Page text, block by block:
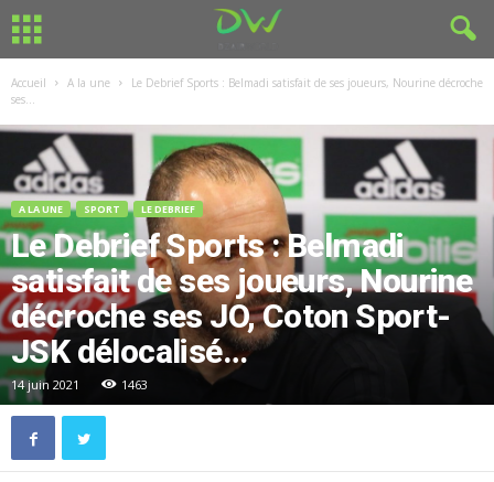
Accueil A la une
Le Debrief Sports : Belmadi satisfait de ses joueurs, Nourine décroche
ses...
A LA UNE SPORT LE DEBRIEF
Le Debrief Sports : Belmadi
satisfait de ses joueurs, Nourine
décroche ses JO, Coton Sport-
JSK délocalisé…
14 juin 2021 1463